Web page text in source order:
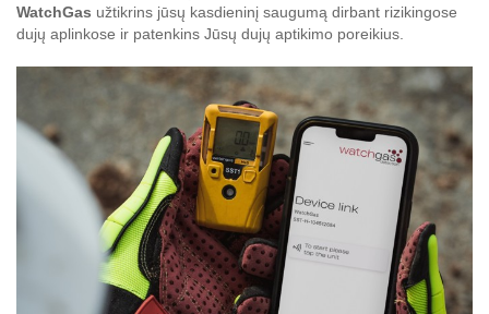
WatchGas užtikrins jūsų kasdieninį saugumą dirbant rizikingose
dujų aplinkose ir patenkins Jūsų dujų aptikimo poreikius.